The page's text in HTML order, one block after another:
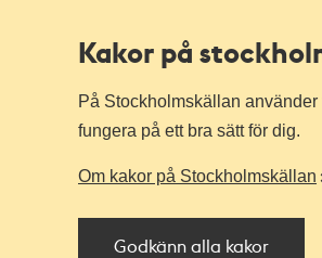
Kakor på
På Stockholmskällan
fungera på ett bra sätt för dig.
Om kakor på Stockholmskällan
Godkänn alla kakor